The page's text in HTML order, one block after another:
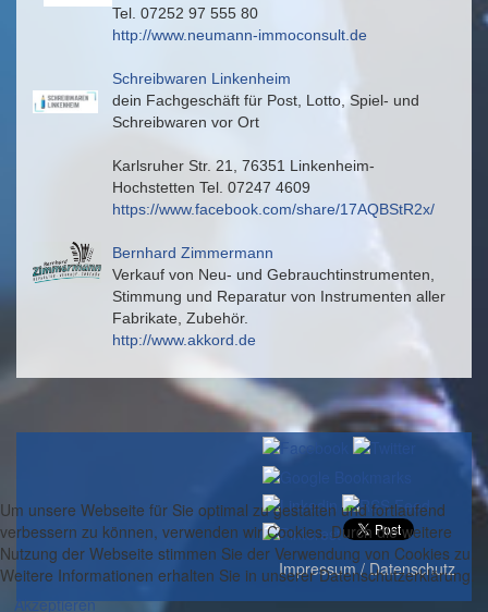
Tel. 07252 97 555 80
http://www.neumann-immoconsult.de
Schreibwaren Linkenheim
dein Fachgeschäft für Post, Lotto, Spiel- und
Schreibwaren vor Ort
Karlsruher Str. 21, 76351 Linkenheim-
Hochstetten Tel. 07247 4609
https://www.facebook.com/share/17AQBStR2x/
Bernhard Zimmermann
Verkauf von Neu- und Gebrauchtinstrumenten,
Stimmung und Reparatur von Instrumenten aller
Fabrikate, Zubehör.
http://www.akkord.de
Impressum / Datenschutz
Um unsere Webseite für Sie optimal zu gestalten und fortlaufend
verbessern zu können, verwenden wir Cookies. Durch die weitere
Nutzung der Webseite stimmen Sie der Verwendung von Cookies zu.
Weitere Informationen erhalten Sie in unserer Datenschutzerklärung.
Akzeptieren